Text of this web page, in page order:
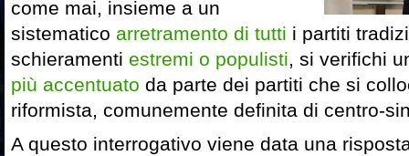
come mai, insieme a un
sistematico arretramento di tutti i partiti
schieramenti estremi o populisti, si verifichi
più accentuato da parte dei partiti che si
riformista, comunemente definita di centro-
A questo interrogativo viene data una